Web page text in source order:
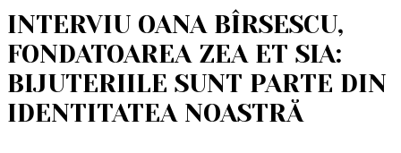
INTERVIU OANA BÎRSESCU,
FONDATOAREA ZEA ET SIA:
BIJUTERIILE SUNT PARTE DIN
IDENTITATEA NOASTRĂ